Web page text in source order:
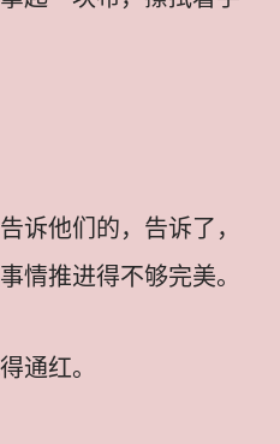
诉他们的，告诉了，
情推进得不够完美。
通红。